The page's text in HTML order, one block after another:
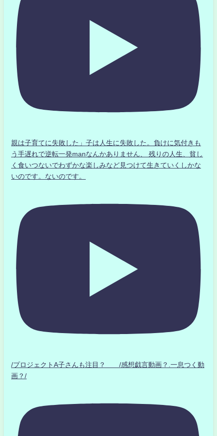
親は子育てに失敗した」子は人生に失敗した。負けに気付きも
う手遅れで逆転一発manなんかありません、 残りの人生、貧し
く食いつないでわずかな楽しみなど見つけて生きていくしかな
いのです。ないのです。
/プロジェクトA子さんも注目？ /感想戯言動画？.一息つく動
画？/